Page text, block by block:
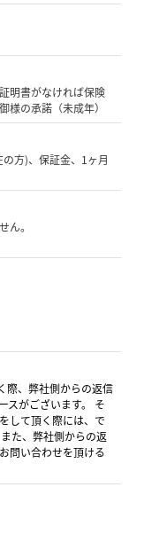
明書がなければ保険
様の承諾（未成年）
方)、保証金、1ヶ月
ん。
際、弊社側からの返信
スがございます。 そ
して頂く際には、で
た、弊社側からの返
問い合わせを頂ける